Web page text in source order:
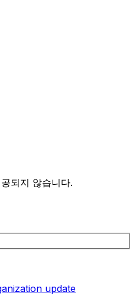
되지 않습니다.
update